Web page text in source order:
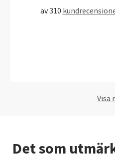
av 310
Visa
Det som